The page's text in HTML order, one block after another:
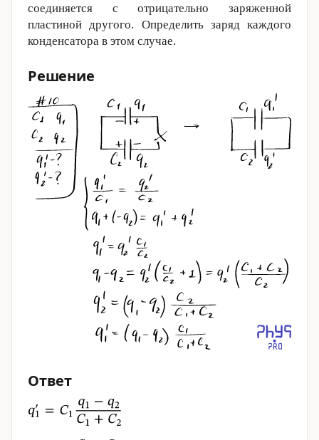
соединяется с отрицательно заряженной
пластиной другого. Определить заряд каждого
конденсатора в этом случае.
Решение
Ответ